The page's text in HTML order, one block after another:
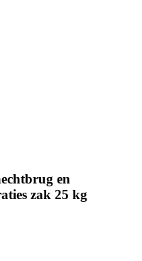
en
zak 25 kg